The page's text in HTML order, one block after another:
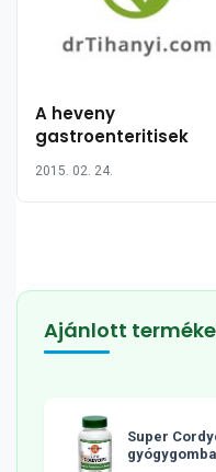
A heveny
gastroenteritisek
2015. 02. 24.
Ajánlott
Super
gyógygomba